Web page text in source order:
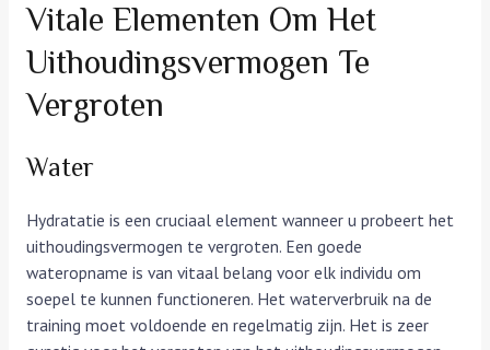
Vitale Elementen Om Het
Uithoudingsvermogen Te
Vergroten
Water
Hydratatie is een cruciaal element wanneer u probeert het
uithoudingsvermogen te vergroten. Een goede
wateropname is van vitaal belang voor elk individu om
soepel te kunnen functioneren. Het waterverbruik na de
training moet voldoende en regelmatig zijn. Het is zeer